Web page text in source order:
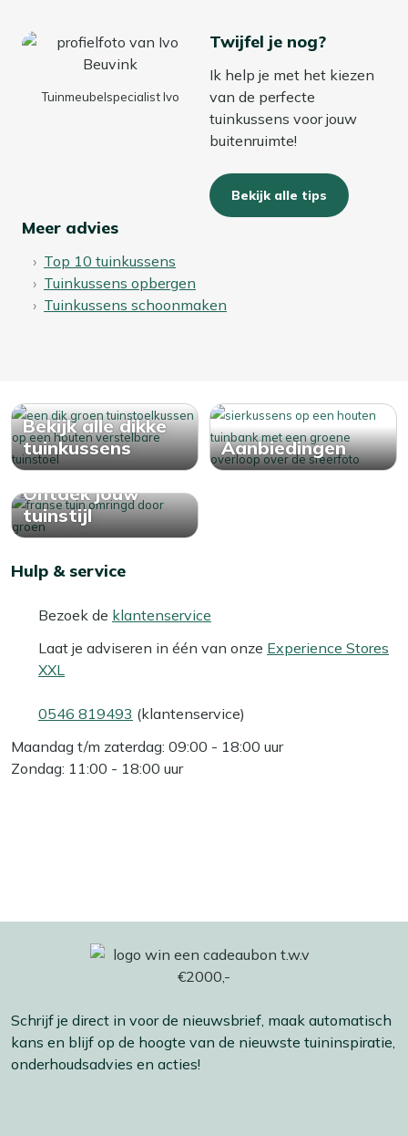
Tuinmeubelspecialist Ivo
Twijfel je nog?
Ik help je met het kiezen
van de perfecte
tuinkussens voor jouw
buitenruimte!
Bekijk alle tips
Meer advies
Top 10 tuinkussens
Tuinkussens opbergen
Tuinkussens schoonmaken
Bekijk alle dikke
tuinkussens
Aanbiedingen
Ontdek jouw
tuinstijl
Hulp & service
Bezoek de klantenservice
Laat je adviseren in één van onze Experience Stores
XXL
0546 819493 (klantenservice)
Maandag t/m zaterdag: 09:00 - 18:00 uur
Zondag: 11:00 - 18:00 uur
Schrijf je direct in voor de nieuwsbrief, maak automatisch
kans en blijf op de hoogte van de nieuwste tuininspiratie,
onderhoudsadvies en acties!